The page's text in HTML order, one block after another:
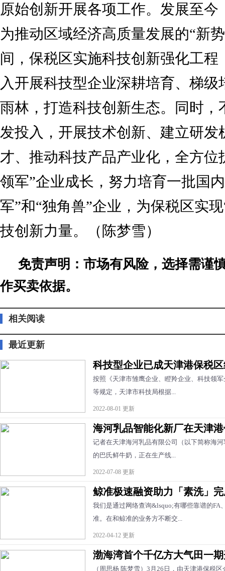
原始创新开展各项工作。发展至
为推动区域经济高质量发展的“新
间，保税区实施科技创新强化工程
入开展科技型企业深耕培育、梯
雨林，打造科技创新生态。同时，
发投入，开展技术创新、建立研发
才、推动科技产品产业化，全方
领军”企业成长，努力培育一批国
军”和“独角兽”企业，为保税区实
技创新力量。（陈梦雪）
免责声明：市场有风险，选择需谨
作买卖依据。
相关阅读
最近更新
科技型企业已成天津港保税
按照《天津市雏鹰企业、瞪羚企业、科技领
等规定，天津市科技局根据...
2022-08-01 更新
海河乳品智能化新厂在天津
记者在天津海河乳品有限公司（以下简称海
的巴氏鲜牛奶，正在生产线...
2022-07-08 更新
鲸准极速融资助力「素洗」
我们是通过网络查询&lsquo;有哪些靠谱的FA
准。在和鲸准的业务方不断交...
2022-04-12 更新
渤海湾首个千亿方大气田一
（周思杨 陈梦雪）3月26日，由天津港保税